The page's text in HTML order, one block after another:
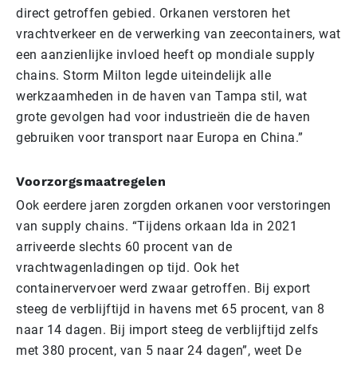
direct getroffen gebied. Orkanen verstoren het
vrachtverkeer en de verwerking van zeecontainers, wat
een aanzienlijke invloed heeft op mondiale supply
chains. Storm Milton legde uiteindelijk alle
werkzaamheden in de haven van Tampa stil, wat
grote gevolgen had voor industrieën die de haven
gebruiken voor transport naar Europa en China.”
Voorzorgsmaatregelen
Ook eerdere jaren zorgden orkanen voor verstoringen
van supply chains. “Tijdens orkaan Ida in 2021
arriveerde slechts 60 procent van de
vrachtwagenladingen op tijd. Ook het
containervervoer werd zwaar getroffen. Bij export
steeg de verblijftijd in havens met 65 procent, van 8
naar 14 dagen. Bij import steeg de verblijftijd zelfs
met 380 procent, van 5 naar 24 dagen”, weet De